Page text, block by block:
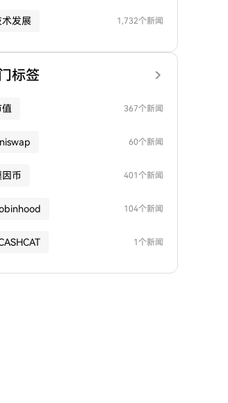
术发展 1,732个新闻
标签
367个新闻
60个新闻
因币 401个新闻
104个新闻
1个新闻